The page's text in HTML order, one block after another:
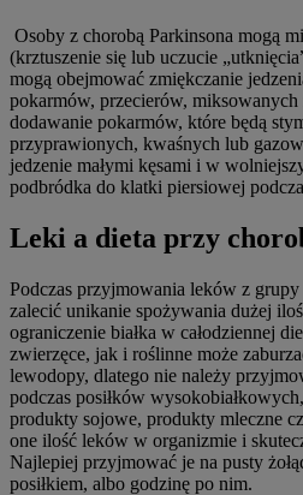
Osoby z chorobą Parkinsona mogą
(krztuszenie się lub uczucie
mogą obejmować zmiękczanie
pokarmów, przecierów,
dodawanie pokarmów, które będą
przyprawionych, kwaśnych lub
jedzenie małymi kęsami i w
podbródka do klatki piersiowej
Leki a dieta przy
Podczas przyjmowania leków z
zalecić unikanie spożywania dużej
ograniczenie białka w całodziennej
zwierzęce, jak i roślinne może
lewodopy, dlatego nie należy
podczas posiłków
produkty sojowe, produkty mleczne
one ilość leków w organizmie i
Najlepiej przyjmować je na pusty
posiłkiem, albo godzinę po nim.